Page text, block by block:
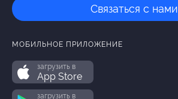
Связаться с нами
МОБИЛЬНОЕ ПРИЛОЖЕНИЕ
загрузить в
App Store
загрузить в